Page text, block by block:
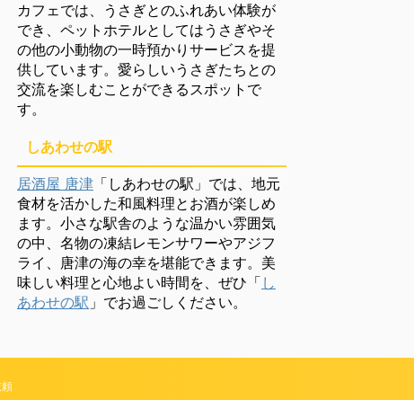
カフェでは、うさぎとのふれあい体験が
でき、ペットホテルとしてはうさぎやそ
の他の小動物の一時預かりサービスを提
供しています。愛らしいうさぎたちとの
交流を楽しむことができるスポットで
す。
しあわせの駅
居酒屋 唐津 「しあわせの駅」では、地元
食材を活かした和風料理とお酒が楽しめ
ます。小さな駅舎のような温かい雰囲気
の中、名物の凍結レモンサワーやアジフ
ライ、唐津の海の幸を堪能できます。美
味しい料理と心地よい時間を、ぜひ「 し
あわせの駅 」でお過ごしください。